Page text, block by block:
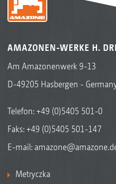
AMAZONEN-WERKE H.
Am Amazonenwerk 9-13
D-49205 Hasbergen -
Telefon:+49 (0)5405 501-0
Faks: +49 (0)5405 501-147
E-mail:
Metryczka